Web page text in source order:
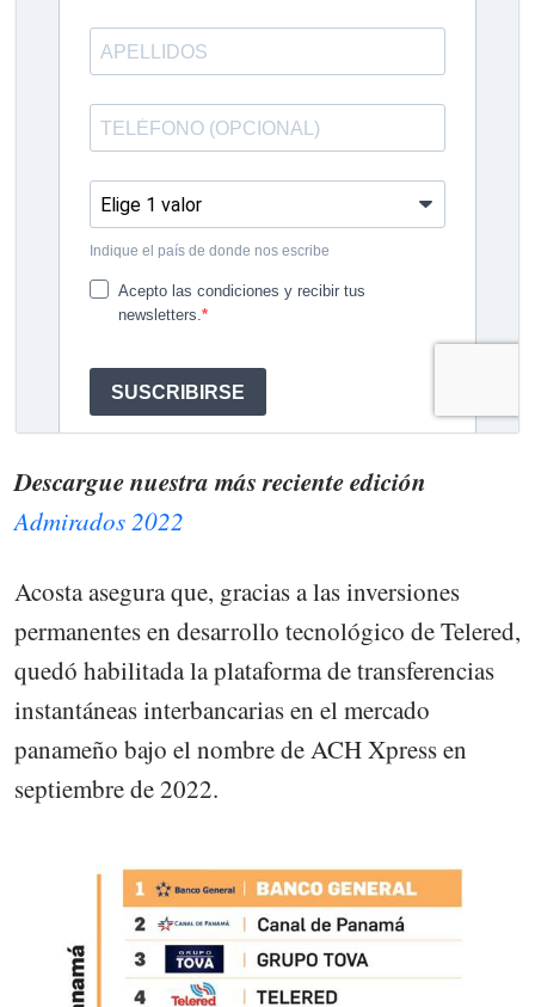
Descargue nuestra más reciente edición
Admirados 2022
Acosta asegura que, gracias a las inversiones
permanentes en desarrollo tecnológico de Telered,
quedó habilitada la plataforma de transferencias
instantáneas interbancarias en el mercado
panameño bajo el nombre de ACH Xpress en
septiembre de 2022.